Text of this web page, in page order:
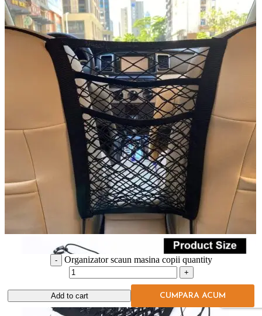
Organizator scaun masina copii quantity
Add to cart CUMPARA ACUM